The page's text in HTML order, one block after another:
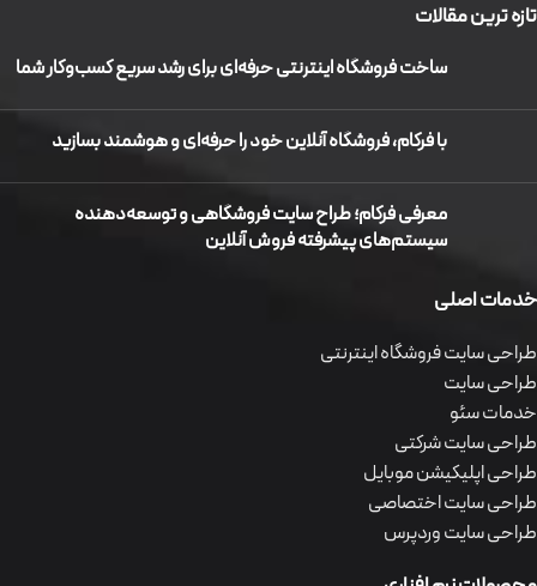
تازه ترین مقالات
ساخت فروشگاه اینترنتی حرفه‌ای برای رشد سریع کسب‌وکار شما
با فرکام، فروشگاه آنلاین خود را حرفه‌ای و هوشمند بسازید
معرفی فرکام؛ طراح سایت فروشگاهی و توسعه‌دهنده
سیستم‌های پیشرفته فروش آنلاین
خدمات اصلی
طراحی سایت فروشگاه اینترنتی
طراحی سایت
خدمات سئو
طراحی سایت شرکتی
طراحی اپلیکیشن موبایل
طراحی سایت اختصاصی
طراحی سایت وردپرس